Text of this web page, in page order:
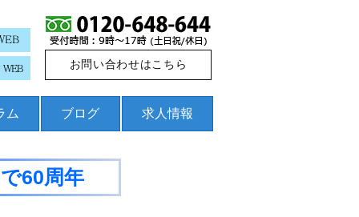
WEB お問い合わせはこちら
ム ブログ 求人情報
60周年